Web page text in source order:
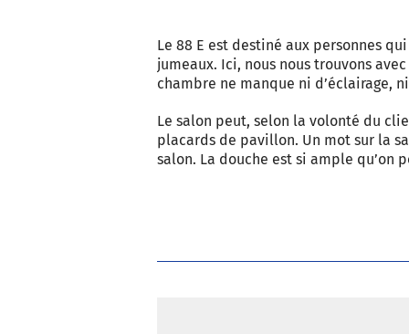
Le 88 E est destiné aux personnes
jumeaux. Ici, nous nous trouvons
chambre ne manque ni d’éclairage,
Le salon peut, selon la volonté du
placards de pavillon. Un mot sur la
salon. La douche est si ample qu’on